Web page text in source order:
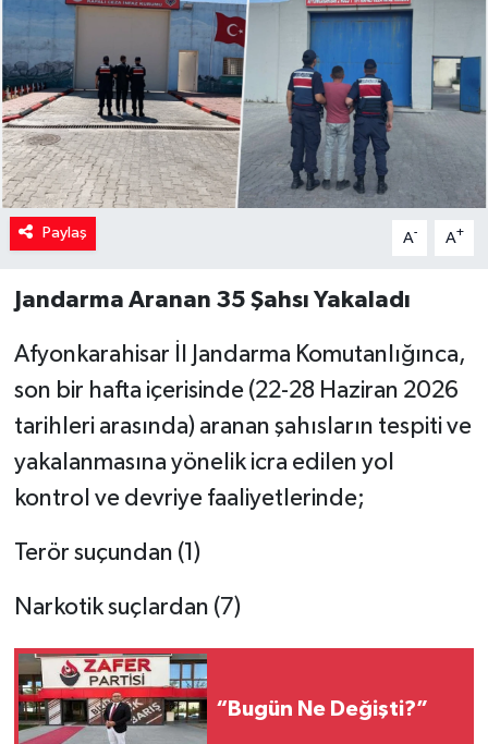
Paylaş A- A+
Jandarma Aranan 35 Şahsı Yakaladı
Afyonkarahisar İl Jandarma Komutanlığınca,
son bir hafta içerisinde (22-28 Haziran 2026
tarihleri arasında) aranan şahısların tespiti ve
yakalanmasına yönelik icra edilen yol
kontrol ve devriye faaliyetlerinde;
Terör suçundan (1)
Narkotik suçlardan (7)
“Bugün Ne Değişti?”